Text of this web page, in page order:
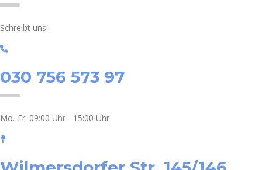
Schreibt uns!
030 756 573 97
Mo.-Fr. 09:00 Uhr - 15:00 Uhr